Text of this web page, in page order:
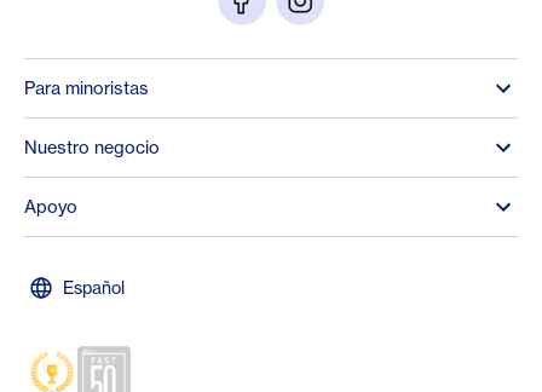
Para minoristas
Nuestro negocio
Apoyo
Español